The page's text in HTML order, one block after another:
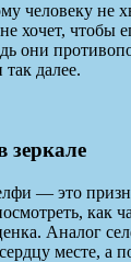
человеку не
хочет, чтобы
они
далее.
зеркале
— это
как
Аналог
месте,